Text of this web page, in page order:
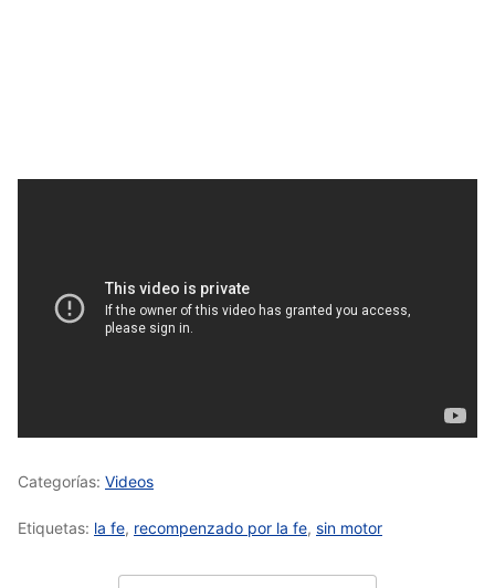
Categorías: Videos
Etiquetas: la fe, recompenzado por la fe, sin motor